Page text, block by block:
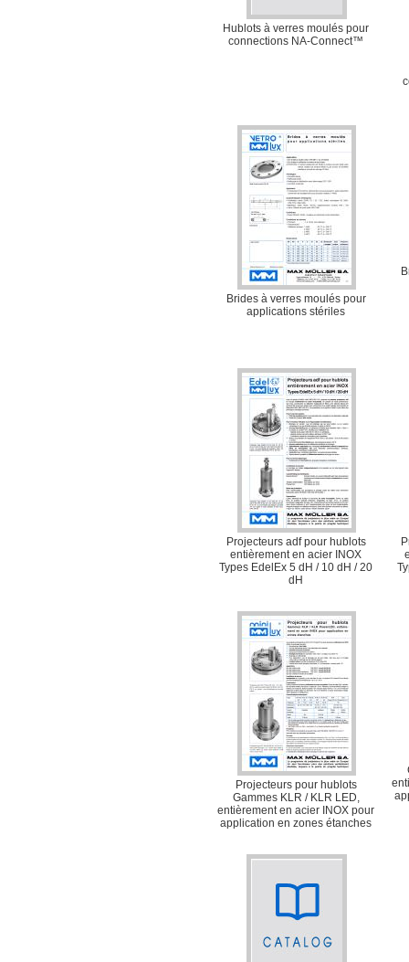
Hublots à verres moulés pour
connections NA-Connect™
Brides à verres moulés pour
applications stériles
Projecteurs adf pour hublots
entièrement en acier INOX
Types EdelEx 5 dH / 10 dH / 20
dH
Projecteurs pour hublots
Gammes KLR / KLR LED,
entièrement en acier INOX pour
application en zones étanches